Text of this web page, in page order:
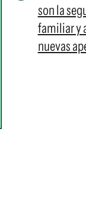
son la
familiar y
nuevas